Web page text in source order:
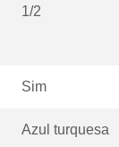
1/2
Sim
Azul turquesa